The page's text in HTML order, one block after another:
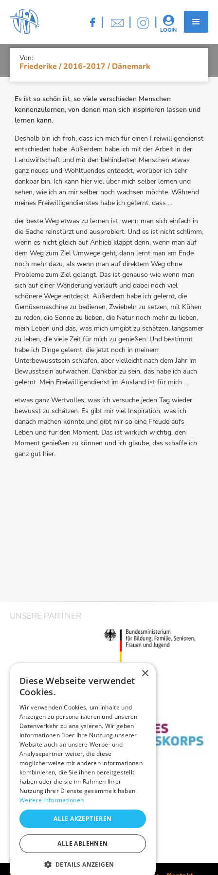
 | | | 
LOGIN
FRIEDERIKE / 2016-2017 /
DÄNEMARK
Von:
Friederike / 2016-2017 / Dänemark
Es ist so schön ist, so viele verschieden Menschen
kennenzulernen, von denen man sich inspirieren lassen und
lernen kann.
Deshalb bin ich froh, dass ich mich für einen Freiwilligendienst
entschieden habe. Außerdem habe ich mit der Arbeit in der
Landwirtschaft und mit den behinderten Menschen etwas
ganz neues und Wohltuendes entdeckt, worüber ich sehr
dankbar bin. Ich kann hier viel über mich selber lernen und
sehen, wie ich an mir selber noch wachsen möchte. Während
meines Freiwilligendienstes habe ich gelernt, dass …
der beste Weg etwas zu lernen ist, wenn man sich einfach in
die Sache reinstürzt und ausprobiert. Und es ist nicht schlimm,
wenn es nicht gleich auf Anhieb klappt denn, wenn man auf
dem Weg zum Ziel Umwege geht, dann lernt man am Ende
noch mehr dazu, als wenn man auf direktem Weg ohne
Probleme zum Ziel gelangt. Das ist genauso wie wenn man
sich auf einer Wanderung verläuft und dabei noch viel
schönere Wege entdeckt. Außerdem habe ich gelernt, die
Gemüsemaschine zu bedienen, Zwiebeln zu setzen, mit Kühen
zu reden, die Sonne zu lieben, die Natur noch mehr zu lieben,
mein Leben und das, was mich umgibt zu schätzen, langsamer
zu leben, die viele Zeit für mich zu genießen. Und bestimmt
habe ich Dinge gelernt, die jetzt noch in meinem
Unterbewusstsein schlafen, aber vielleicht nach dem Jahr im
Bewusstsein aufwachen. Dankbar zu sein, das habe ich auch
gelernt. Mein Freiwilligendienst im Ausland ist für mich …
etwas ganz Wertvolles, was ich versuche jeden Tag wieder
bewusst zu schätzen. Es gibt mir viel Inspiration, was ich
danach machen könnte und gibt mir so eine Freude aufs
Leben und für den Moment. Das ist wirklich wichtig, den
Moment genießen zu können und ich glaube, das schaffe ich
ganz gut hier.
UNSERE PARTNER
×
Diese Webseite verwendet
Cookies.
Wir verwenden Cookies, um Inhalte und
Anzeigen zu personalisieren und unseren
Datenverkehr zu analysieren. Wir geben
Informationen über Ihre Nutzung unserer
Website auch an unsere Werbe- und
Analysepartner weiter, die diese
möglicherweise mit anderen Informationen
kombinieren, die Sie ihnen bereitgestellt
haben oder die sie im Rahmen Ihrer
Nutzung ihrer Dienste gesammelt haben.
Weitere Informationen
ALLE AKZEPTIEREN
ALLE ABLEHNEN
DETAILS ANZEIGEN